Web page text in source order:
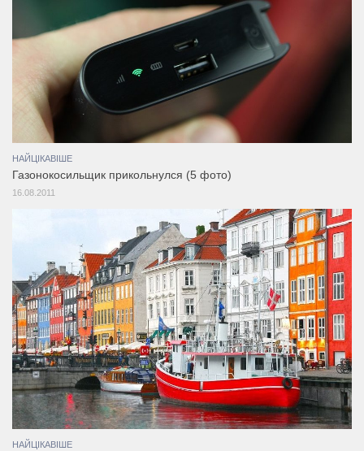
НАЙЦІКАВІШЕ
Газонокосильщик прикольнулся (5 фото)
16.08.2011
НАЙЦІКАВІШЕ